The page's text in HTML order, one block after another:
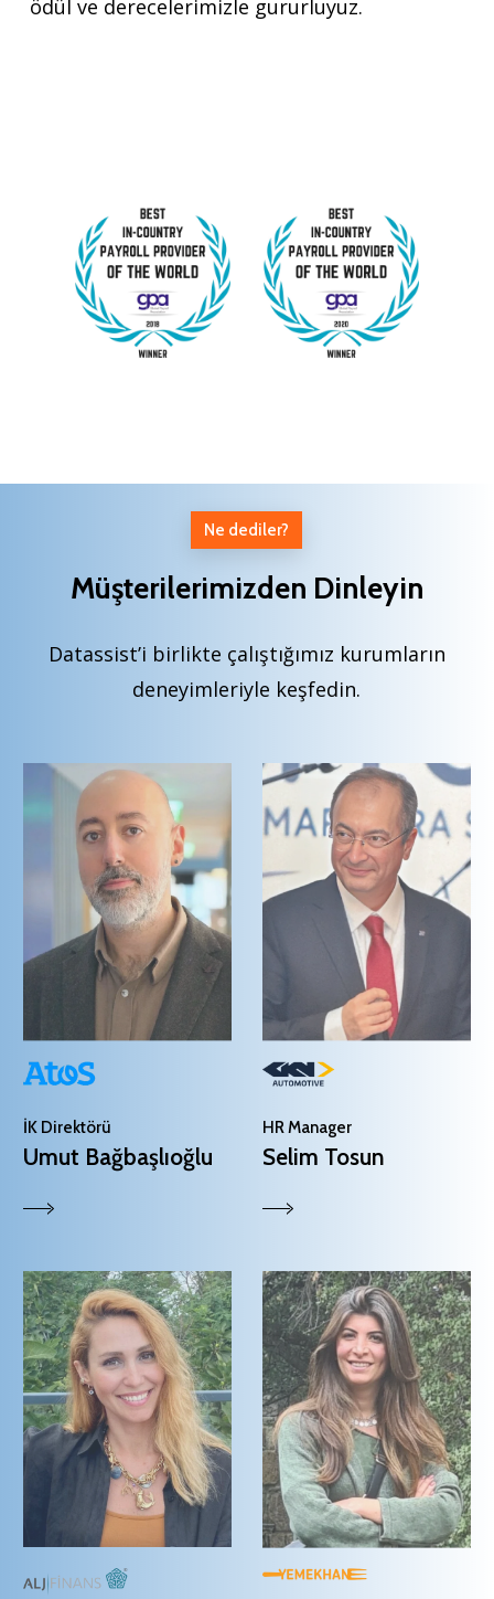
ödül ve derecelerimizle gururluyuz.
Ne dediler?
Müşterilerimizden Dinleyin
Datassist’i birlikte çalıştığımız kurumların
deneyimleriyle keşfedin.
İK Direktörü
Umut Bağbaşlıoğlu
HR Manager
Selim Tosun